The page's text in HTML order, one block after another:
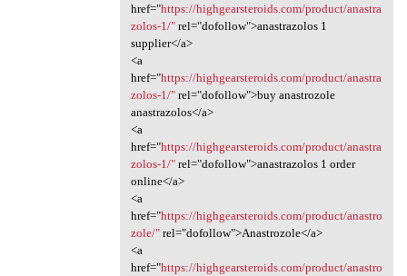
href="https://highgearsteroids.com/product/anastra
zolos-1/"rel="dofollow">anastrazolos 1
supplier</a>
<a
href="https://highgearsteroids.com/product/anastra
zolos-1/"rel="dofollow">buy anastrozole
anastrazolos</a>
<a
href="https://highgearsteroids.com/product/anastra
zolos-1/"rel="dofollow">anastrazolos 1 order
online</a>
<a
href="https://highgearsteroids.com/product/anastro
zole/"rel="dofollow">Anastrozole</a>
<a
href="https://highgearsteroids.com/product/anastro